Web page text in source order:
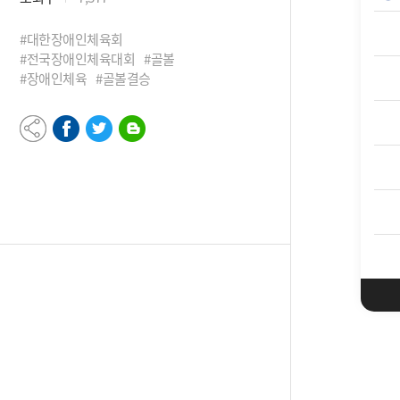
#대한장애인체육회
#전국장애인체육대회 #골볼
#장애인체육 #골볼결승